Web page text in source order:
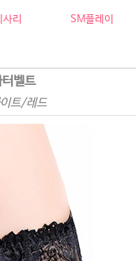
리 SM플레이
벨트
트/레드